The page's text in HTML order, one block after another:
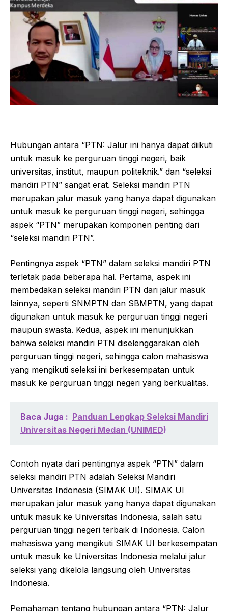
Hubungan antara “PTN: Jalur ini hanya dapat diikuti
untuk masuk ke perguruan tinggi negeri, baik
universitas, institut, maupun politeknik.” dan “seleksi
mandiri PTN” sangat erat. Seleksi mandiri PTN
merupakan jalur masuk yang hanya dapat digunakan
untuk masuk ke perguruan tinggi negeri, sehingga
aspek “PTN” merupakan komponen penting dari
“seleksi mandiri PTN”.
Pentingnya aspek “PTN” dalam seleksi mandiri PTN
terletak pada beberapa hal. Pertama, aspek ini
membedakan seleksi mandiri PTN dari jalur masuk
lainnya, seperti SNMPTN dan SBMPTN, yang dapat
digunakan untuk masuk ke perguruan tinggi negeri
maupun swasta. Kedua, aspek ini menunjukkan
bahwa seleksi mandiri PTN diselenggarakan oleh
perguruan tinggi negeri, sehingga calon mahasiswa
yang mengikuti seleksi ini berkesempatan untuk
masuk ke perguruan tinggi negeri yang berkualitas.
Baca Juga : Panduan Lengkap Seleksi Mandiri
Universitas Negeri Medan (UNIMED)
Contoh nyata dari pentingnya aspek “PTN” dalam
seleksi mandiri PTN adalah Seleksi Mandiri
Universitas Indonesia (SIMAK UI). SIMAK UI
merupakan jalur masuk yang hanya dapat digunakan
untuk masuk ke Universitas Indonesia, salah satu
perguruan tinggi negeri terbaik di Indonesia. Calon
mahasiswa yang mengikuti SIMAK UI berkesempatan
untuk masuk ke Universitas Indonesia melalui jalur
seleksi yang dikelola langsung oleh Universitas
Indonesia.
Pemahaman tentang hubungan antara “PTN: Jalur